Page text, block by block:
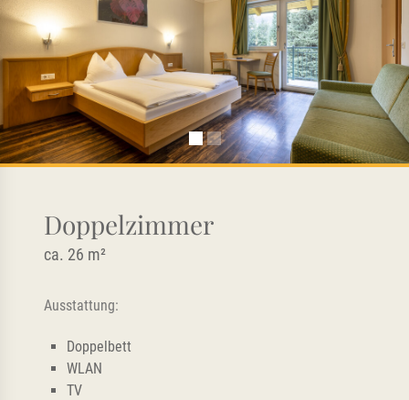
Doppelzimmer
ca. 26 m²
Ausstattung:
Doppelbett
WLAN
TV